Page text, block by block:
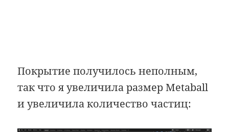
Покрытие получилось неполным,
так что я увеличила размер Metaball
и увеличила количество частиц: